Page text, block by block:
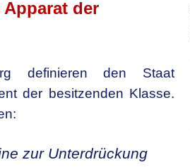
der
definieren den Staat
der besitzenden Klasse.
zur Unterdrückung